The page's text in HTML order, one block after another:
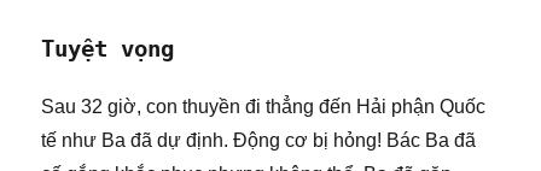
Tuyệt vọng
Sau 32 giờ, con thuyền đi thẳng đến Hải phận Quốc
tế như Ba đã dự định. Động cơ bị hỏng! Bác Ba đã